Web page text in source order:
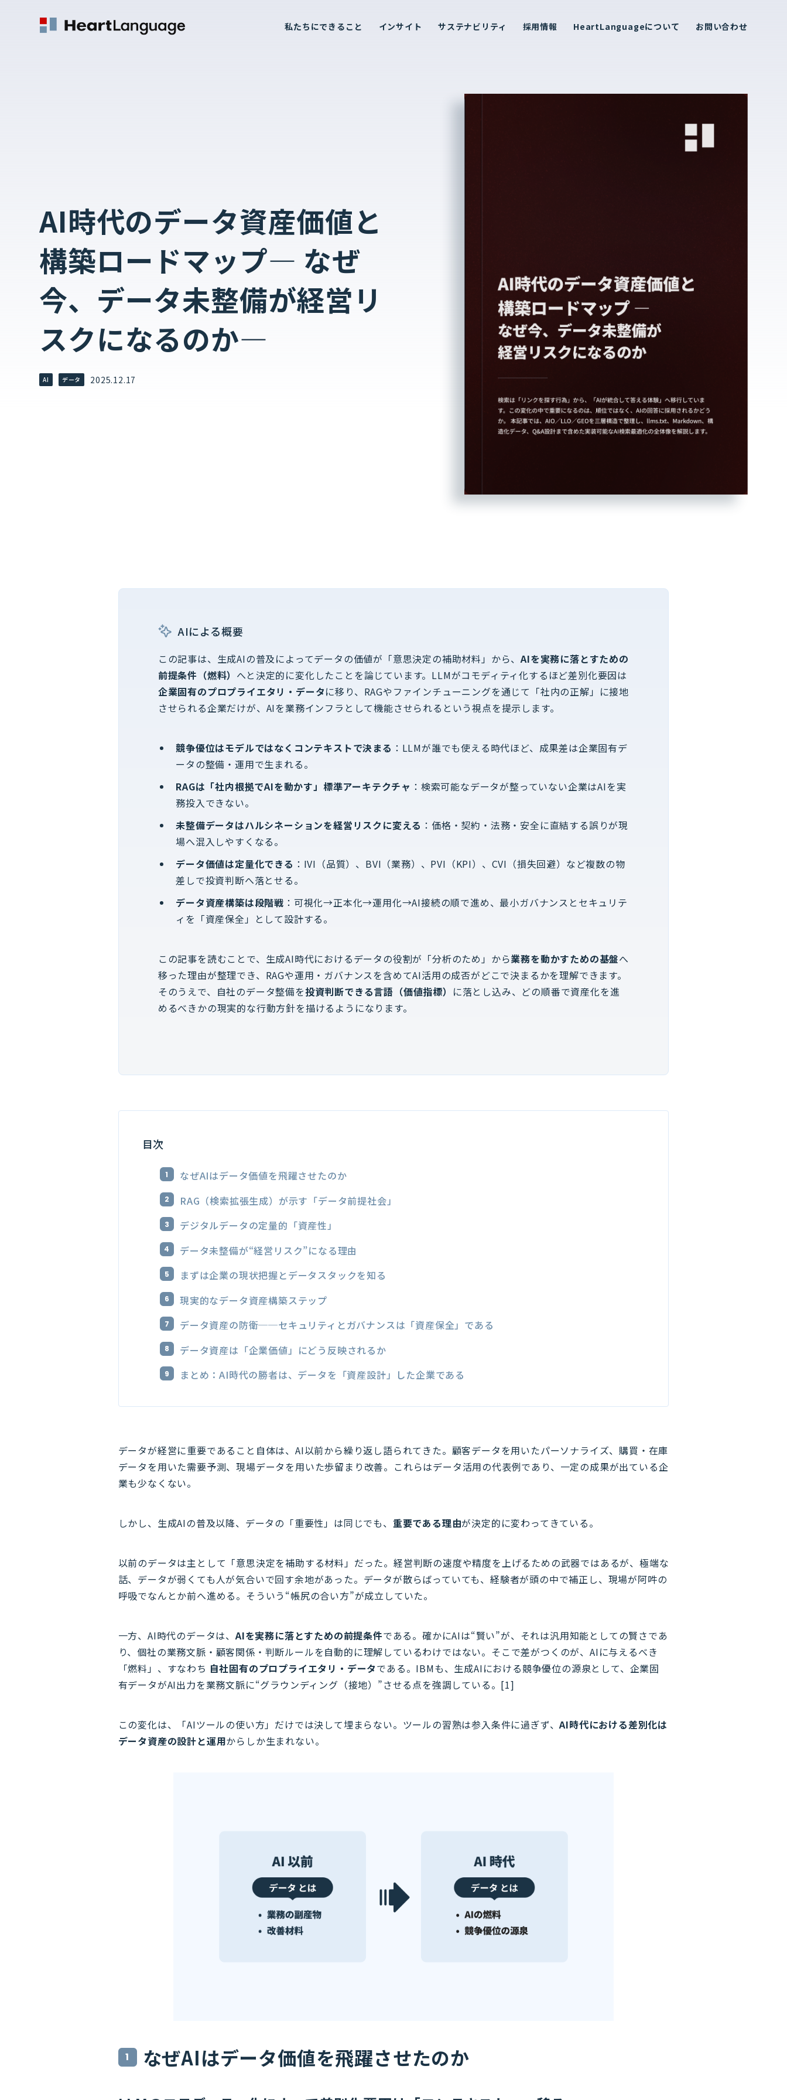
私たちにできること インサイト サステナビリティ 採用情報 HeartLanguageについて お問い合わせ
AI時代のデータ資産価値と
構築ロードマップ― なぜ
今、データ未整備が経営リ
スクになるのか―
AI データ 2025.12.17
AIによる概要
この記事は、生成AIの普及によってデータの価値が「意思決定の補助材料」から、AIを実務に落とすための
前提条件（燃料） へと決定的に変化したことを論じています。LLMがコモディティ化するほど差別化要因は
企業固有のプロプライエタリ・データに移り、RAGやファインチューニングを通じて「社内の正解」に接地
させられる企業だけが、AIを業務インフラとして機能させられるという視点を提示します。
競争優位はモデルではなくコンテキストで決まる ：LLMが誰でも使える時代ほど、成果差は企業固有デ
ータの整備・運用で生まれる。
RAGは「社内根拠でAIを動かす」標準アーキテクチャ ：検索可能なデータが整っていない企業はAIを実
務投入できない。
未整備データはハルシネーションを経営リスクに変える ：価格・契約・法務・安全に直結する誤りが現
場へ混入しやすくなる。
データ価値は定量化できる ：IVI（品質）、BVI（業務）、PVI（KPI）、CVI（損失回避）など複数の物
差しで投資判断へ落とせる。
データ資産構築は段階戦 ：可視化→正本化→運用化→AI接続の順で進め、最小ガバナンスとセキュリテ
ィを「資産保全」として設計する。
この記事を読むことで、生成AI時代におけるデータの役割が「分析のため」から業務を動かすための基盤へ
移った理由が整理でき、RAGや運用・ガバナンスを含めてAI活用の成否がどこで決まるかを理解できます。
そのうえで、自社のデータ整備を投資判断できる言語（価値指標） に落とし込み、どの順番で資産化を進
めるべきかの現実的な行動方針を描けるようになります。
目次
なぜAIはデータ価値を飛躍させたのか
RAG（検索拡張生成）が示す「データ前提社会」
デジタルデータの定量的「資産性」
データ未整備が“経営リスク”になる理由
まずは企業の現状把握とデータスタックを知る
現実的なデータ資産構築ステップ
データ資産の防衛──セキュリティとガバナンスは「資産保全」である
データ資産は「企業価値」にどう反映されるか
まとめ：AI時代の勝者は、データを「資産設計」した企業である
データが経営に重要であること自体は、AI以前から繰り返し語られてきた。顧客データを用いたパーソナライズ、購買・在庫
データを用いた需要予測、現場データを用いた歩留まり改善。これらはデータ活用の代表例であり、一定の成果が出ている企
業も少なくない。
しかし、生成AIの普及以降、データの「重要性」は同じでも、 重要である理由が決定的に変わってきている。
以前のデータは主として「意思決定を補助する材料」だった。経営判断の速度や精度を上げるための武器ではあるが、極端な
話、データが弱くても人が気合いで回す余地があった。データが散らばっていても、経験者が頭の中で補正し、現場が阿吽の
呼吸でなんとか前へ進める。そういう“帳尻の合い方”が成立していた。
一方、AI時代のデータは、AIを実務に落とすための前提条件である。確かにAIは“賢い”が、それは汎用知能としての賢さであ
り、個社の業務文脈・顧客関係・判断ルールを自動的に理解しているわけではない。そこで差がつくのが、AIに与えるべき
「燃料」、すなわち 自社固有のプロプライエタリ・データである。IBMも、生成AIにおける競争優位の源泉として、企業固
有データがAI出力を業務文脈に“グラウンディング（接地）”させる点を強調している。[1]
この変化は、「AIツールの使い方」だけでは決して埋まらない。ツールの習熟は参入条件に過ぎず、AI時代における差別化は
データ資産の設計と運用からしか生まれない。
なぜAIはデータ価値を飛躍させたのか